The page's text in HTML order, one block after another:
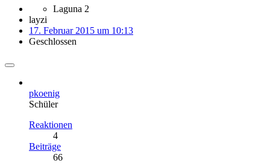
Laguna 2
layzi
17. Februar 2015 um 10:13
Geschlossen
pkoenig
Schüler
Reaktionen
4
Beiträge
66